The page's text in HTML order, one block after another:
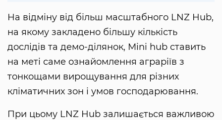
На відміну від більш масштабного LNZ Hub,
на якому закладено більшу кількість
дослідів та демо-ділянок, Mini hub ставить
на меті саме ознайомлення аграріїв з
тонкощами вирощування для різних
кліматичних зон і умов господарювання.
При цьому LNZ Hub залишається важливою